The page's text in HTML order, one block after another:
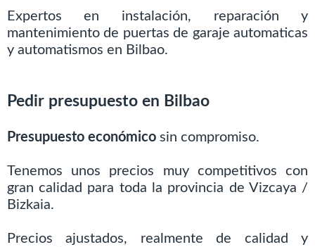
Expertos en instalación, reparación y
mantenimiento de puertas de garaje automaticas
y automatismos en Bilbao.
Pedir presupuesto en Bilbao
Presupuesto económicosin compromiso.
Tenemos unos precios muy competitivos con
gran calidad para toda la provincia de Vizcaya /
Bizkaia.
Precios ajustados, realmente de calidad y